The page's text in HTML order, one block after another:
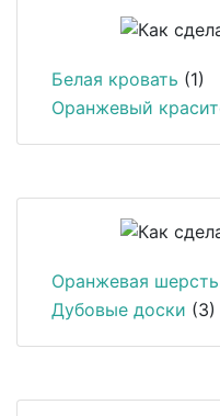
Белая кровать (1)
Оранжевый
Оранжевая шерсть
Дубовые доски (3)